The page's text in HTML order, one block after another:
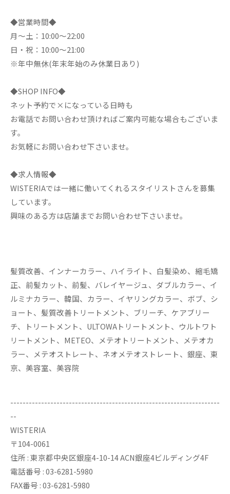
◆営業時間◆
月～土：10:00～22:00
日・祝：10:00～21:00
※年中無休(年末年始のみ休業日あり)
◆SHOP INFO◆
ネット予約で×になっている日時も
お電話でお問い合わせ頂ければご案内可能な場合もございま
す。
お気軽にお問い合わせ下さいませ。
◆求人情報◆
WISTERIAでは一緒に働いてくれるスタイリストさんを募集
しています。
興味のある方は店舗までお問い合わせ下さいませ。
髪質改善、インナーカラー、ハイライト、白髪染め、縮毛矯
正、前髪カット、前髪、バレイヤージュ、ダブルカラー、イ
ルミナカラー、韓国、カラー、イヤリングカラー、ボブ、シ
ョート、髪質改善トリートメント、ブリーチ、ケアブリー
チ、トリートメント、ULTOWAトリートメント、ウルトワト
リートメント、METEO、メテオトリートメント、メテオカ
ラー、メテオストレート、ネオメテオストレート、銀座、東
京、美容室、美容院
--------------------------------------------------------------------
--
WISTERIA
〒104-0061
住所 : 東京都中央区銀座4-10-14 ACN銀座4ビルディング4F
電話番号 : 03-6281-5980
FAX番号 : 03-6281-5980